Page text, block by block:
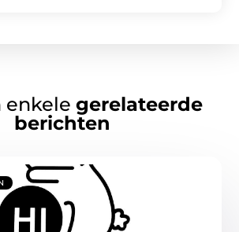
enkele gerelateerde
berichten